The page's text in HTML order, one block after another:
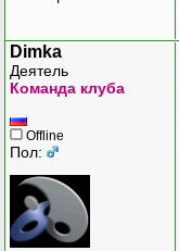
Dimka
Деятель
Команда клуба
Offline
Пол: